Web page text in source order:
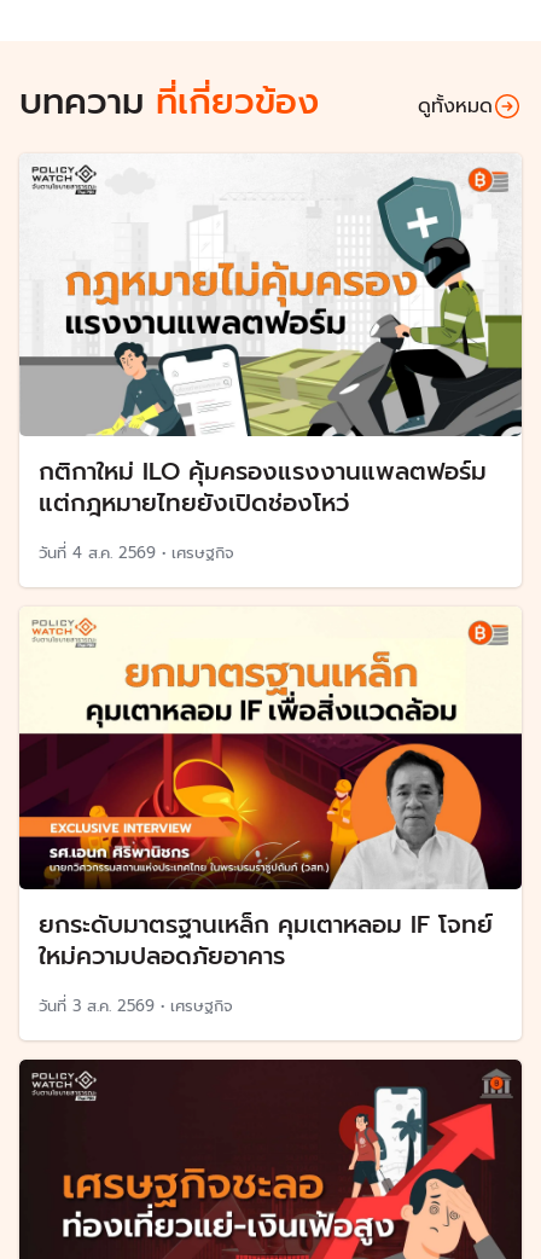
บทความ ที่เกี่ยวข้อง ดูทั้งหมด
กติกาใหม่ ILO คุ้มครองแรงงานแพลตฟอร์ม
แต่กฎหมายไทยยังเปิดช่องโหว่
วันที่ 4 ส.ค. 2569 • เศรษฐกิจ
ยกระดับมาตรฐานเหล็ก คุมเตาหลอม IF โจทย์
ใหม่ความปลอดภัยอาคาร
วันที่ 3 ส.ค. 2569 • เศรษฐกิจ